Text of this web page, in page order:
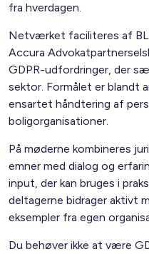
fra hverdagen.
Netværket faciliteres af BL
Accura
GDPR-udfordringer, der
sektor. Formålet er blandt
ensartet håndtering af
boligorganisationer.
På møderne kombineres
emner med dialog og
input, der kan bruges i
deltagerne bidrager aktivt
eksempler fra egen
Du behøver ikke at være